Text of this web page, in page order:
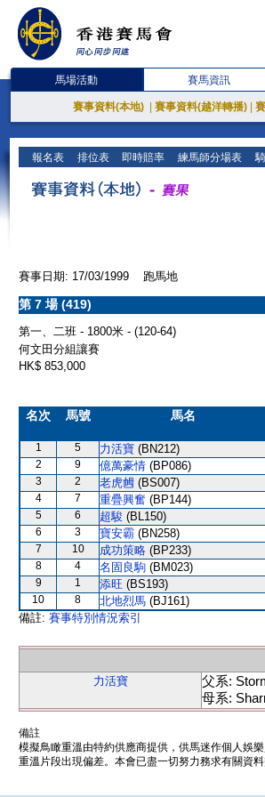
馬場活動 賽馬資訊
賽事資料(本地) 賽事資料(越洋轉播)
報名表 排位表 即時賠率 練馬師分場表
賽事日期: 17/03/1999 跑馬地
第 7 場 (419)
第一、二班 - 1800米 - (120-64)
何文田分組讓賽
HK$ 853,000
名次 馬號 馬名
1 5 力活寶 (BN212)
2
9 億萬豪情 (BP086)
3
2 老虎乸 (BS007)
4
7 重疊興奮 (BP144)
5
6 超駿 (BL150)
6
3 寶安霸 (BN258)
7
10 成功策略 (BP233)
8
4 名固良駒 (BM023)
9
1 添旺 (BS193)
10
8 北地烈馬 (BJ161)
備註: 賽事特別情況索引
力活寶
父系:
母系:
備註
模擬鳥瞰重溫由特約供應商提供，供馬迷作個人娛
重溫片段出現偏差。本會已盡一切努力務求有關資